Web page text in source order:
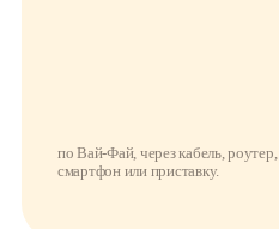
по Вай-Фай, через кабель, роутер,
смартфон или приставку.